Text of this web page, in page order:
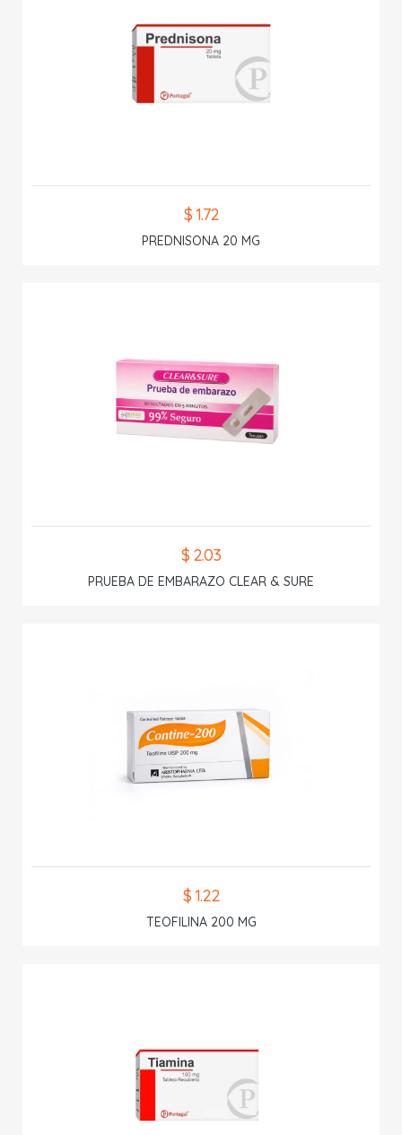
$ 1.72
PREDNISONA 20 MG
$ 2.03
PRUEBA DE EMBARAZO CLEAR & SURE
$ 1.22
TEOFILINA 200 MG